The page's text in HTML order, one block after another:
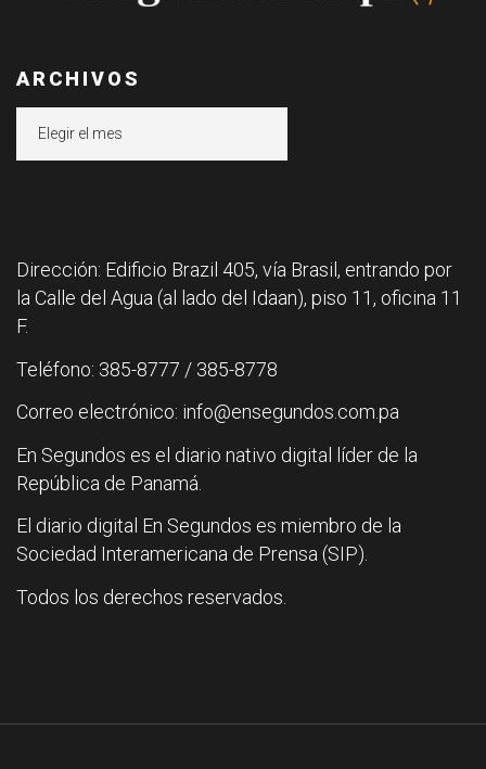
ARCHIVOS
Dirección: Edificio Brazil 405, vía Brasil, entrando por
la Calle del Agua (al lado del Idaan), piso 11, oficina 11
F.
Teléfono: 385-8777 / 385-8778
Correo electrónico: info@ensegundos.com.pa
En Segundos es el diario nativo digital líder de la
República de Panamá.
El diario digital En Segundos es miembro de la
Sociedad Interamericana de Prensa (SIP).
Todos los derechos reservados.